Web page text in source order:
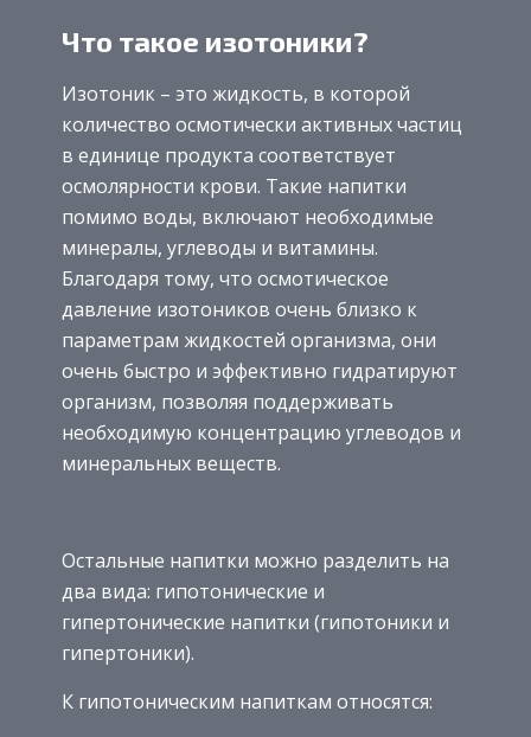
Что такое изотоники?
Изотоник – это жидкость, в которой
количество осмотически активных частиц
в единице продукта соответствует
осмолярности крови. Такие напитки
помимо воды, включают необходимые
минералы, углеводы и витамины.
Благодаря тому, что осмотическое
давление изотоников очень близко к
параметрам жидкостей организма, они
очень быстро и эффективно гидратируют
организм, позволяя поддерживать
необходимую концентрацию углеводов и
минеральных веществ.
Остальные напитки можно разделить на
два вида: гипотонические и
гипертонические напитки (гипотоники и
гипертоники).
К гипотоническим напиткам относятся: